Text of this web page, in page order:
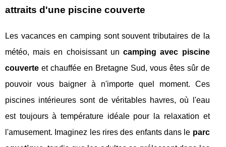
attraits d'une piscine couverte
Les vacances en camping sont souvent tributaires de la
météo, mais en choisissant uncamping avec piscine
couverte et chauffée en Bretagne Sud, vous êtes sûr de
pouvoir vous baigner à n'importe quel moment. Ces
piscines intérieures sont de véritables havres, où l'eau
est toujours à température idéale pour la relaxation et
l'amusement. Imaginez les rires des enfants dans le parc